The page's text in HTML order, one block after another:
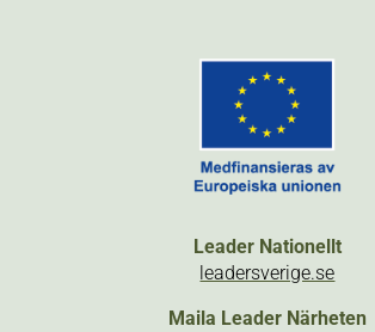
Leader Nationellt
leadersverige.se
Maila Leader Närheten